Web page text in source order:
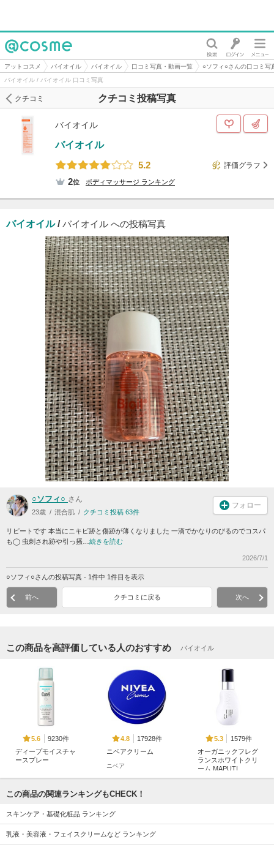
@cosme
アットコスメ バイオイル バイオイル 口コミ写真・動画一覧
○ソフィ○さんの口コミ写
バイオイル / バイオイル 口コミ写真
クチコミ投稿写真
クチコミ
バイオイル
バイオイル
5.2
評価グラフ
2位 ボディマッサージ ランキング
バイオイル/バイオイル への投稿写真
○ソフィ○ さん
23歳 混合肌 クチコミ投稿 63件
フォロー
リピートです 本当にニキビ跡と傷跡が薄くなりました 一滴でかなりのびるのでコスパ
も◯ 虫刺され跡や引っ掻… 続きを読む
2026/7/1
○ソフィ○さんの投稿写真 - 1件中 1件目を表示
前へ クチコミに戻る 次へ
この商品を高評価している人のおすすめ バイオイル
5.6
9230件
ディープモイスチャ
ースプレー
4.8
17928件
ニベアクリーム
ニベア
5.3
1579件
オーガニックフレグ
ランスホワイトクリ
ーム MAPUTI
この商品の関連ランキングもCHECK！
スキンケア・基礎化粧品 ランキング
乳液・美容液・フェイスクリームなど ランキング